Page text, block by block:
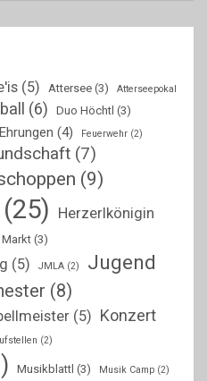
(5) Attersee (3)
Atterseepokal
(6) Duo Höchtl (3)
Ehrungen (4) Feuerwehr (2)
(7)
(9)
(25)
Herzerlkönigin
(3)
(5) JMLA (2)
Jugend
(8)
(5) Konzert
(2)
Musikblattl (3) Musik Camp (2)